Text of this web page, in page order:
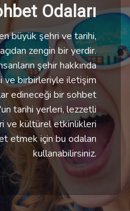
Odaları
büyük şehri ve tarihi,
zengin bir yerdir.
şehir hakkında
ve birbirleriyle iletişim
edineceği bir sohbet
tarihi yerleri, lezzetli
ve kültürel etkinlikleri
etmek için bu odaları
kullanabilirsiniz.